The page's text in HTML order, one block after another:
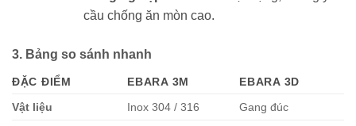
cầu chống ăn mòn cao.
3. Bảng so sánh nhanh
ĐẶC ĐIỂM EBARA 3M
EBARA 3D
Vật liệu
Inox 304 / 316 Gang đúc